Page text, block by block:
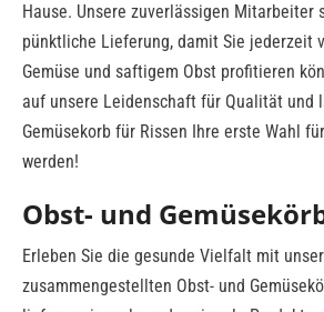
Hause. Unsere zuverlässigen Mitarbeiter
pünktliche Lieferung, damit Sie jederzeit
Gemüse und saftigem Obst profitieren
auf unsere Leidenschaft für Qualität und
Gemüsekorb für Rissen Ihre erste Wahl
werden!
Obst- und
Erleben Sie die gesunde Vielfalt mit
zusammengestellten Obst- und